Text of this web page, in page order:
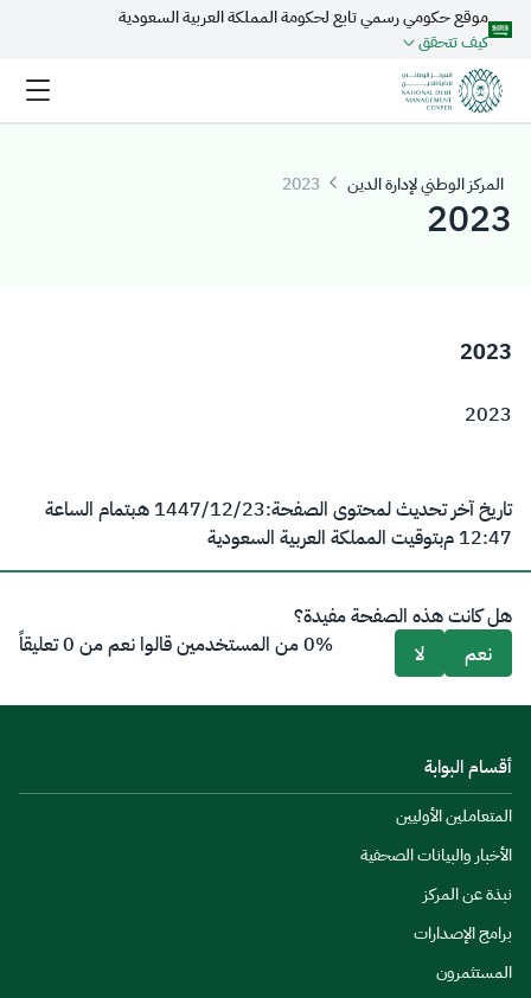
تخطي إلى المحتوى الرئيسي
موقع حكومي رسمي تابع لحكومة المملكة العربية السعودية
كيف تتحقق
المركز الوطني لإدارة الدين 2023
2023
2023
2023
تاريخ آخر تحديث لمحتوى الصفحة:23‏/12‏/1447 هـ
بتمام الساعة
12:47 م
بتوقيت المملكة العربية السعودية
هل كانت هذه الصفحة مفيدة؟
نعم
لا 0% من المستخدمين قالوا نعم من 0 تعليقاً
أقسام البوابة
المتعاملين الأوليين
الأخبار والبيانات الصحفية
نبذة عن المركز
برامج الإصدارات
المستثمرون